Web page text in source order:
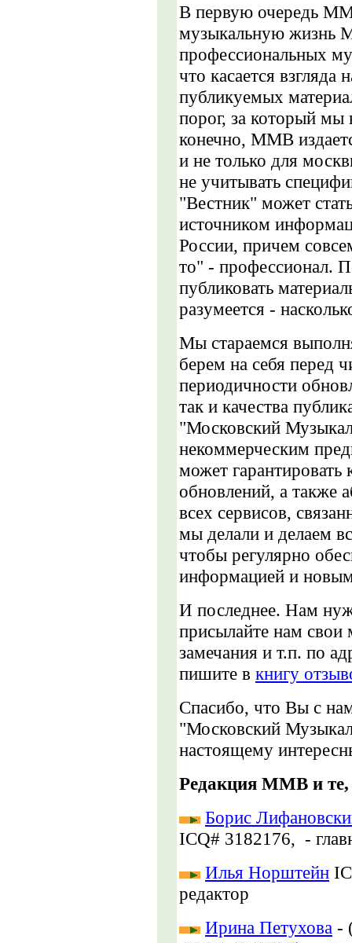
В первую очередь
музыкальную жизнь
профессиональных
что касается
публикуемых
порог, за который
конечно, ММВ
и не только для
не учитывать
"Вестник" может
источником
России, причем
то" - профессионал.
публиковать
разумеется -
Мы стараемся
берем на себя перед
периодичности
так и качества
"Московский
некоммерческим
может
обновлений, а также
всех сервисов,
мы делали и делаем
чтобы регулярно
информацией и
И последнее. Нам
присылайте нам
замечания и т.п. по
пишите в книгу
Спасибо, что Вы с
"Московский
настоящему
Редакция ММВ и
Борис
ICQ# 3182176, -
Илья Норштейн
редактор
Ирина Петухова -